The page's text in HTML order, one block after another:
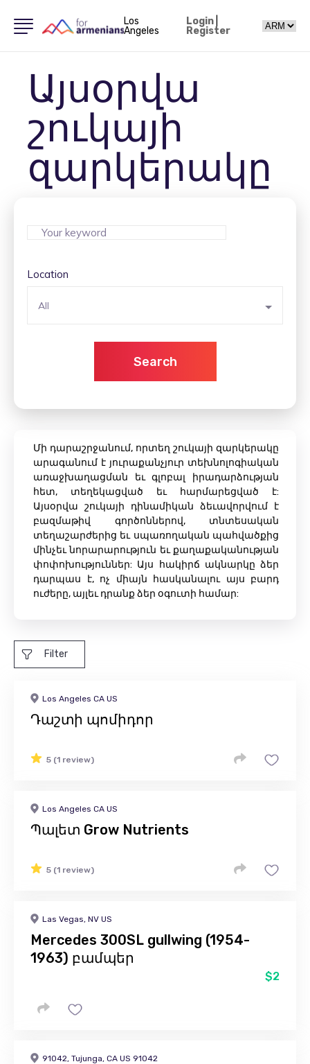
Los
Angeles
Login|
Register
Այսօրվա
շուկայի
զարկերակը
Location
All
Search
Մի դարաշրջանում, որտեղ շուկայի զարկերակը
արագանում է յուրաքանչյուր տեխնոլոգիական
առաջխաղացման եւ գլոբալ իրադարձության
հետ, տեղեկացված եւ հարմարեցված է:
Այսօրվա շուկայի դինամիկան ձեւավորվում է
բազմաթիվ գործոններով, տնտեսական
տեղաշարժերից եւ սպառողական պահվածքից
մինչեւ նորարարություն եւ քաղաքականության
փոփոխություններ: Այս հակիրճ ակնարկը ձեր
դարպաս է, ոչ միայն հասկանալու այս բարդ
ուժերը, այլեւ դրանք ձեր օգուտի համար:
Filter
Los Angeles CA US
Դաշտի պոմիդոր
5 (1 review)
Los Angeles CA US
Պալետ Grow Nutrients
5 (1 review)
Las Vegas, NV US
Mercedes 300SL gullwing (1954-
1963) բամպեր
$2
91042, Tujunga, CA US 91042